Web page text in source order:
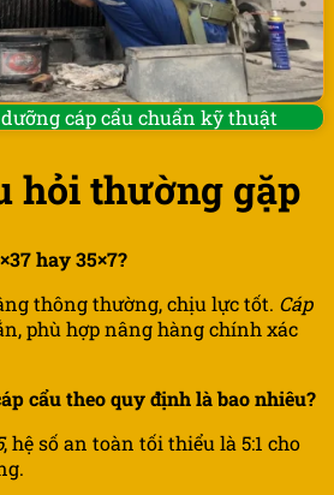
cáp cẩu chuẩn kỹ thuật
hỏi thường gặp
hay 35×7?
thông thường, chịu lực tốt. Cáp
phù hợp nâng hàng chính xác
cẩu theo quy định là bao nhiêu?
, hệ số an toàn tối thiểu là 5:1 cho